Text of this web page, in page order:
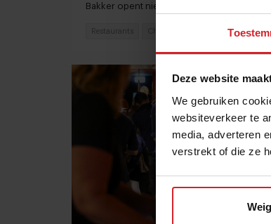
Deze website
We gebruiken
websiteverkeer te
media, adverteren
verstrekt of die ze
Bakker opent nieuw restaurant
24 oktober
Restaurants